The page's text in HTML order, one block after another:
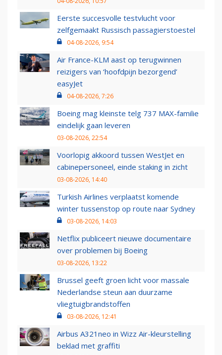
Eerste succesvolle testvlucht voor
zelfgemaakt Russisch passagierstoestel
04-08-2026, 9:54
Air France-KLM aast op terugwinnen
reizigers van ‘hoofdpijn bezorgend’
easyJet
04-08-2026, 7:26
Boeing mag kleinste telg 737 MAX-familie
eindelijk gaan leveren
03-08-2026, 22:54
Voorlopig akkoord tussen WestJet en
cabinepersoneel, einde staking in zicht
03-08-2026, 14:40
Turkish Airlines verplaatst komende
winter tussenstop op route naar Sydney
03-08-2026, 14:03
Netflix publiceert nieuwe documentaire
over problemen bij Boeing
03-08-2026, 13:22
Brussel geeft groen licht voor massale
Nederlandse steun aan duurzame
vliegtuigbrandstoffen
03-08-2026, 12:41
Airbus A321neo in Wizz Air-kleurstelling
beklad met graffiti